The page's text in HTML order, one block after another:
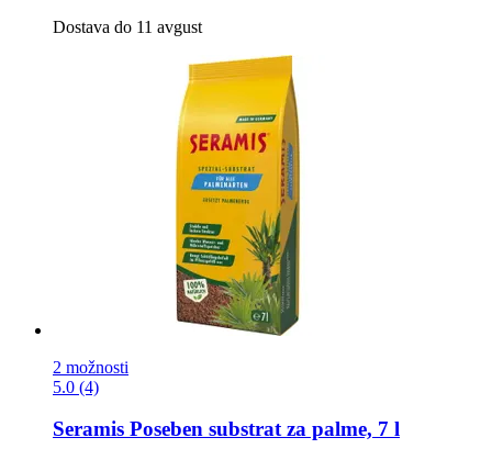
Dostava do 11 avgust
2 možnosti
5.0 (4)
Seramis Poseben substrat za palme, 7 l